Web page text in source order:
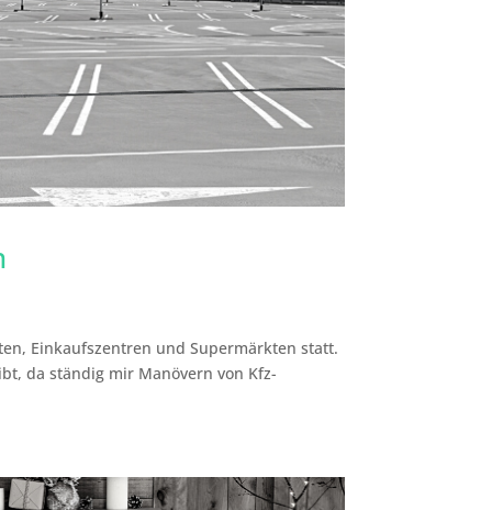
Einkaufszentren und Supermärkten statt.
da ständig mir Manövern von Kfz-